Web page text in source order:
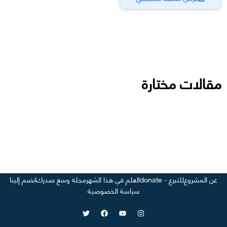
مقالات مختارة
عن المشروعللتبرع - donate العلم في هذا الشهرمجلة وسع صدركانضم إلينا
سياسة الخصوصية